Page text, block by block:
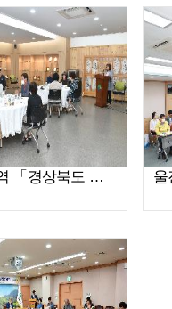
청송지역 「경상북도 청렴도민감사관」 초청 간담회(2020.07.14)